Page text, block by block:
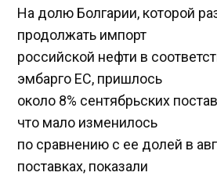
На долю Болгарии, которой
продолжать импорт
российской нефти в
эмбарго ЕС, пришлось
около 8% сентябрьских
что мало изменилось
по сравнению с ее долей в
поставках, показали